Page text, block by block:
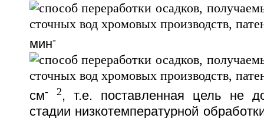
мин-
см- 2, т.е. поставленная цель не
стадии низкотемпературной